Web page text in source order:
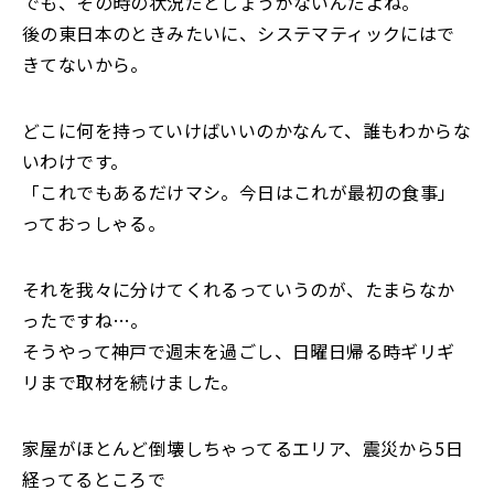
後の東日本のときみたいに、システマティックにはで
きてないから。
どこに何を持っていけばいいのかなんて、誰もわからな
いわけです。
「これでもあるだけマシ。今日はこれが最初の食事」
っておっしゃる。
それを我々に分けてくれるっていうのが、たまらなか
ったですね…。
そうやって神戸で週末を過ごし、日曜日帰る時ギリギ
リまで取材を続けました。
家屋がほとんど倒壊しちゃってるエリア、震災から5日
経ってるところで